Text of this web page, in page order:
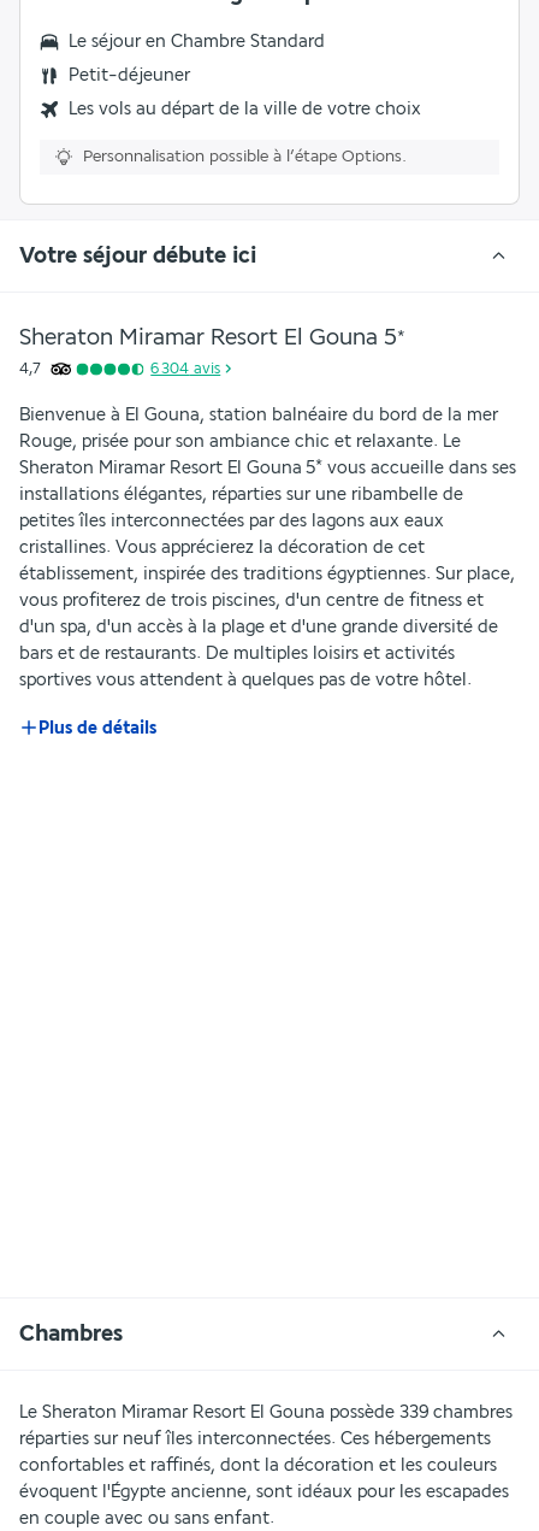
Le séjour en Chambre Standard
Petit-déjeuner
Les vols au départ de la ville de votre choix
Personnalisation possible à l’étape Options.
Votre séjour débute ici
Sheraton Miramar Resort El Gouna 5*
4,7 6 304 avis
Bienvenue à El Gouna, station balnéaire du bord de la mer
Rouge, prisée pour son ambiance chic et relaxante. Le
Sheraton Miramar Resort El Gouna 5* vous accueille dans ses
installations élégantes, réparties sur une ribambelle de
petites îles interconnectées par des lagons aux eaux
cristallines. Vous apprécierez la décoration de cet
établissement, inspirée des traditions égyptiennes. Sur place,
vous profiterez de trois piscines, d'un centre de fitness et
d'un spa, d'un accès à la plage et d'une grande diversité de
bars et de restaurants. De multiples loisirs et activités
sportives vous attendent à quelques pas de votre hôtel.
Plus de détails
Chambres
Le Sheraton Miramar Resort El Gouna possède 339 chambres
réparties sur neuf îles interconnectées. Ces hébergements
confortables et raffinés, dont la décoration et les couleurs
évoquent l'Égypte ancienne, sont idéaux pour les escapades
en couple avec ou sans enfant.